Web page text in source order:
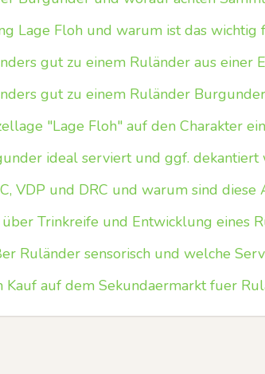
Lage Floh und warum ist das wichtig
gut zu einem Ruländer aus einer
gut zu einem Ruländer
"Lage Floh" auf den Charakter
ideal serviert und ggf. dekantiert
VDP und DRC und warum sind
Trinkreife und Entwicklung eines
Ruländer sensorisch und welche
auf dem Sekundaermarkt fuer